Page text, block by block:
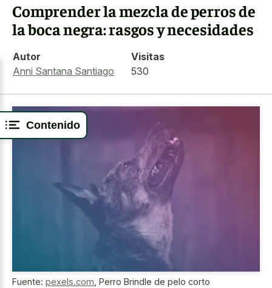
Contenido
Comprender la mezcla de perros de
la boca negra: rasgos y necesidades
Autor
Anni Santana Santiago
Visitas
530
Fuente: pexels.com Perro Brindle de pelo corto